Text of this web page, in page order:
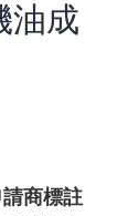
油成
商標註